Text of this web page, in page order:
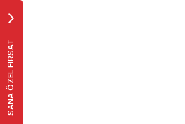
SANA ÖZEL FIRSAT